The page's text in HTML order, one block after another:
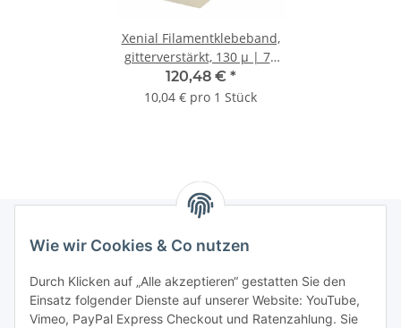
Xenial Filamentklebeband,
gitterverstärkt, 130 µ | 75
mm x 50 lfm. | VE = 12 Stk.
120,48 € *
10,04 € pro 1 Stück
Gesetzliche Informationen
Wie wir Cookies & Co nutzen
Durch Klicken auf „Alle akzeptieren“ gestatten Sie den
Einsatz folgender Dienste auf unserer Website: YouTube,
Vimeo, PayPal Express Checkout und Ratenzahlung. Sie